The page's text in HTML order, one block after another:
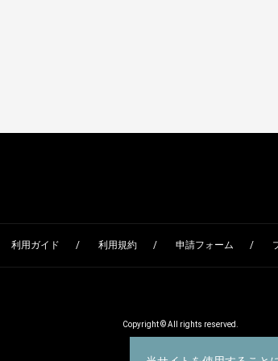
利用ガイド 利用規約 申請フォーム
Copyright © All rights reserved.